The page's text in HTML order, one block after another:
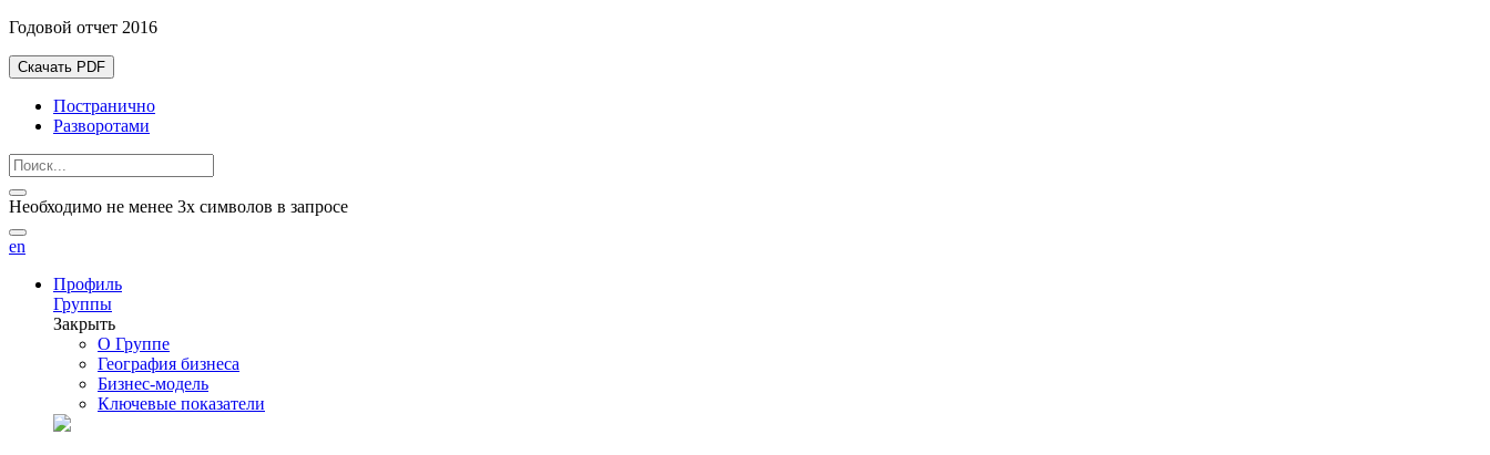
Годовой отчет 2016
Скачать PDF
Постранично
Разворотами
Необходимо не менее 3х символов в запросе
en
Профиль
Группы
Закрыть
О Группе
География бизнеса
Бизнес-модель
Ключевые показатели